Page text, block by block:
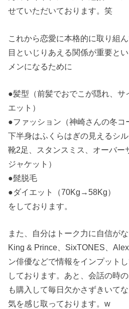
せていただいております。笑
これから恋愛に本格的に取り組
目といじりあえる関係が重要と
メンになるために
●髪型（前髪でおでこが隠れ、サ
エット）
●ファッション（神崎さんの冬コ
下半身はふくらはぎの見えるシ
靴2足、スタンスミス、オーバー
ジャケット）
●髭脱毛
●ダイエット（70Kg→58Kg）
をしております。
また、自分はトーク力に自信が
King & Prince、SixTONES、
ン俳優などで情報をインプット
しております。あと、会話の時
も購入して毎日欠かさずきいて
気を感じ取っております。w